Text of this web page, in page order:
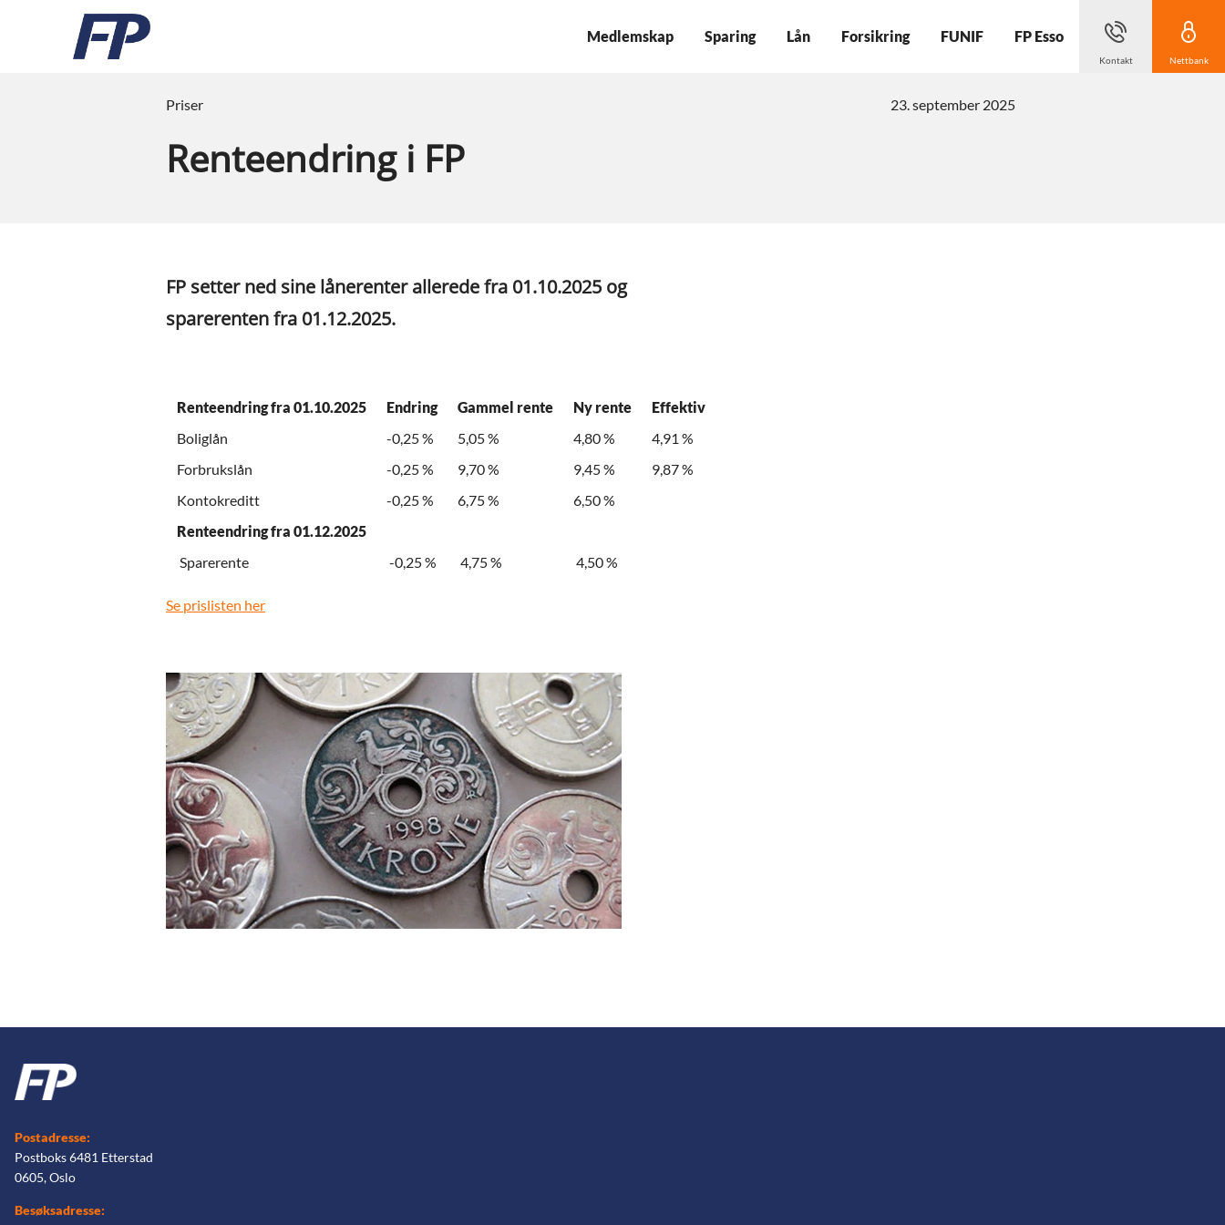
Medlemskap Sparing Lån Forsikring FUNIF FP Esso
Kontakt Nettbank
Priser
Renteendring i FP
23. september 2025
FP setter ned sine lånerenter allerede fra 01.10.2025 og
sparerenten fra 01.12.2025.
Renteendring fra 01.10.2025 Endring Gammel rente Ny rente
Effektiv
Boliglån
-0,25 % 5,05 % 4,80 %
4,91 %
Forbrukslån
-0,25 % 9,70 % 9,45 %
9,87 %
Kontokreditt
-0,25 % 6,75 %
6,50 %
Renteendring fra 01.12.2025
Sparerente
-0,25 % 4,75 % 4,50 %
Se prislisten her
Postadresse:
Postboks 6481 Etterstad
0605, Oslo
Besøksadresse: